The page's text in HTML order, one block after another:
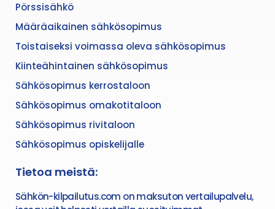
Pörssisähkö
Määräaikainen sähkösopimus
Toistaiseksi voimassa oleva sähkösopimus
Kiinteähintainen sähkösopimus
Sähkösopimus kerrostaloon
Sähkösopimus omakotitaloon
Sähkösopimus rivitaloon
Sähkösopimus opiskelijalle
Tietoa meistä:
Sähkön-kilpailutus.com on maksuton vertailupalvelu,